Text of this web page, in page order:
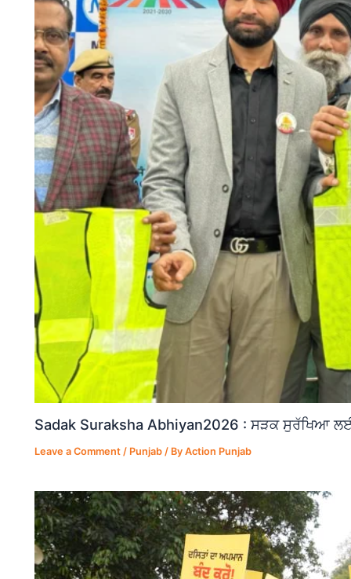
Sadak Suraksha Abhiyan2026 : ਸੜਕ ਸੁਰੱਖਿਆ
Leave a Comment / Punjab / ByAction Punjab